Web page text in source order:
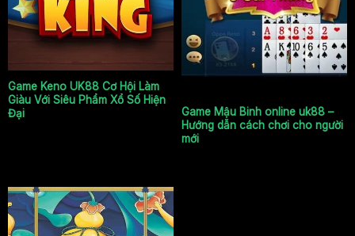
Game Keno uk88
Game Keno UK88 Cơ Hội Làm
Giàu Với Siêu Phẩm Xổ Số Hiện
Đại
Game Mậu Binh online
uk88
Game Mậu Binh online uk88 –
Hướng dẫn cách chơi cho người
mới